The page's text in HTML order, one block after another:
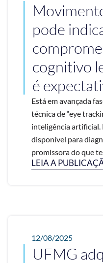
pode
cognitivo
é
Está em avançada
técnica de “eye
inteligência artificial.
disponível para
promissora do que
LEIA A
12/08/2025
UFMG